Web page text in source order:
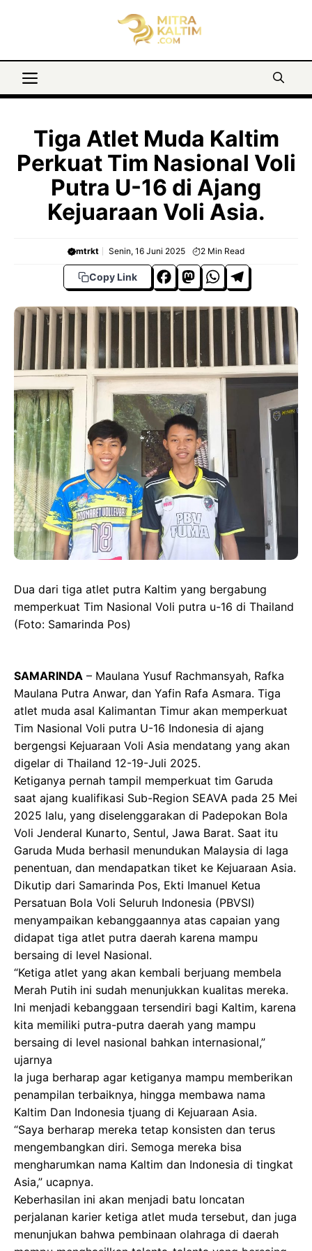
Menu
Tiga Atlet Muda Kaltim
Perkuat Tim Nasional Voli
Putra U-16 di Ajang
Kejuaraan Voli Asia.
mtrkt Senin, 16 Juni 2025 2 Min Read
Copy Link
F
a
c
e
b
o
o
k
M
a
s
t
o
d
o
n
W
h
a
t
s
A
p
p
T
el
e
g
r
Dua dari tiga atlet putra Kaltim yang bergabung
memperkuat Tim Nasional Voli putra u-16 di Thailand
(Foto: Samarinda Pos)
SAMARINDA – Maulana Yusuf Rachmansyah, Rafka
Maulana Putra Anwar, dan Yafin Rafa Asmara. Tiga
atlet muda asal Kalimantan Timur akan memperkuat
Tim Nasional Voli putra U-16 Indonesia di ajang
bergengsi Kejuaraan Voli Asia mendatang yang akan
digelar di Thailand 12-19-Juli 2025.
Ketiganya pernah tampil memperkuat tim Garuda
saat ajang kualifikasi Sub-Region SEAVA pada 25 Mei
2025 lalu, yang diselenggarakan di Padepokan Bola
Voli Jenderal Kunarto, Sentul, Jawa Barat. Saat itu
Garuda Muda berhasil menundukan Malaysia di laga
penentuan, dan mendapatkan tiket ke Kejuaraan Asia.
Dikutip dari Samarinda Pos, Ekti Imanuel Ketua
Persatuan Bola Voli Seluruh Indonesia (PBVSI)
menyampaikan kebanggaannya atas capaian yang
didapat tiga atlet putra daerah karena mampu
bersaing di level Nasional.
“Ketiga atlet yang akan kembali berjuang membela
Merah Putih ini sudah menunjukkan kualitas mereka.
Ini menjadi kebanggaan tersendiri bagi Kaltim, karena
kita memiliki putra-putra daerah yang mampu
bersaing di level nasional bahkan internasional,”
ujarnya
Ia juga berharap agar ketiganya mampu memberikan
penampilan terbaiknya, hingga membawa nama
Kaltim Dan Indonesia tjuang di Kejuaraan Asia.
“Saya berharap mereka tetap konsisten dan terus
mengembangkan diri. Semoga mereka bisa
mengharumkan nama Kaltim dan Indonesia di tingkat
Asia,” ucapnya.
Keberhasilan ini akan menjadi batu loncatan
perjalanan karier ketiga atlet muda tersebut, dan juga
menunjukan bahwa pembinaan olahraga di daerah